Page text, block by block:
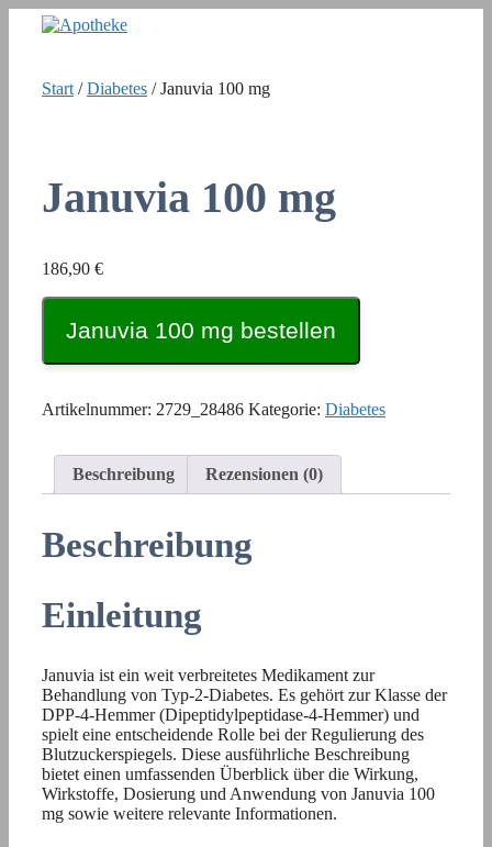
Inhalt
Start /Diabetes / Januvia 100 mg
Januvia 100 mg
186,90 €
Januvia 100 mg bestellen
Artikelnummer: 2729_28486 Kategorie: Diabetes
Beschreibung Rezensionen (0)
Beschreibung
Einleitung
Januvia ist ein weit verbreitetes Medikament zur
Behandlung von Typ-2-Diabetes. Es gehört zur Klasse der
DPP-4-Hemmer (Dipeptidylpeptidase-4-Hemmer) und
spielt eine entscheidende Rolle bei der Regulierung des
Blutzuckerspiegels. Diese ausführliche Beschreibung
bietet einen umfassenden Überblick über die Wirkung,
Wirkstoffe, Dosierung und Anwendung von Januvia 100
mg sowie weitere relevante Informationen.